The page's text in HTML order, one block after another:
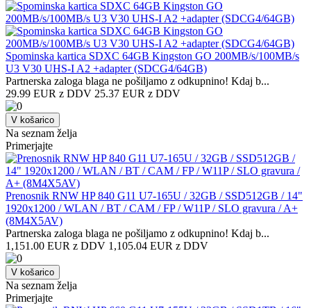
Spominska kartica SDXC 64GB Kingston GO 200MB/s/100MB/s
U3 V30 UHS-I A2 +adapter (SDCG4/64GB)
Partnerska zaloga blaga ne pošiljamo z odkupnino! ​Kdaj b...
29.99 EUR z DDV 25.37 EUR z DDV
V košarico
Na seznam želja
Primerjajte
Prenosnik RNW HP 840 G11 U7-165U / 32GB / SSD512GB / 14"
1920x1200 / WLAN / BT / CAM / FP / W11P / SLO gravura / A+
(8M4X5AV)
Partnerska zaloga blaga ne pošiljamo z odkupnino! ​Kdaj b...
1,151.00 EUR z DDV 1,105.04 EUR z DDV
V košarico
Na seznam želja
Primerjajte